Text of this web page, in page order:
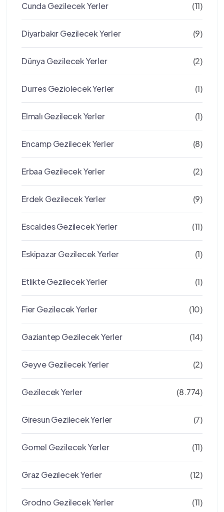
Cunda Gezilecek Yerler (11)
Diyarbakır Gezilecek Yerler (9)
Dünya Gezilecek Yerler (2)
Durres Geziolecek Yerler (1)
Elmalı Gezilecek Yerler (1)
Encamp Gezilecek Yerler (8)
Erbaa Gezilecek Yerler (2)
Erdek Gezilecek Yerler (9)
Escaldes Gezilecek Yerler (11)
Eskipazar Gezilecek Yerler (1)
Etlikte Gezilecek Yerler (1)
Fier Gezilecek Yerler (10)
Gaziantep Gezilecek Yerler (14)
Geyve Gezilecek Yerler (2)
Gezilecek Yerler (8.774)
Giresun Gezilecek Yerler (7)
Gomel Gezilecek Yerler (11)
Graz Gezılecek Yerler (12)
Grodno Gezilecek Yerler (11)